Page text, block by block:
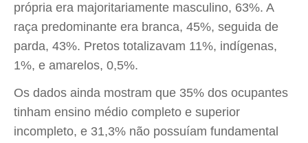
própria era majoritariamente masculino, 63%. A
raça predominante era branca, 45%, seguida de
parda, 43%. Pretos totalizavam 11%, indígenas,
1%, e amarelos, 0,5%.
Os dados ainda mostram que 35% dos ocupantes
tinham ensino médio completo e superior
incompleto, e 31,3% não possuíam fundamental